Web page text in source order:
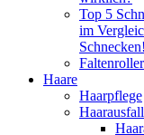
Top 5
im
Schnecken!
Faltenroller
Haare
Haarpflege
Haarausfall